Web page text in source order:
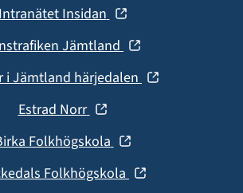
nytt
fönster)
Intranätet Insidan (öppnas
nytt
fönster)
Jämtland (öppnas
nytt
i Jämtland härjedalen (öppnas
Estrad Norr (öppnas
nytt
fönster)
Folkhögskola (öppnas
nytt
Folkhögskola (öppnas